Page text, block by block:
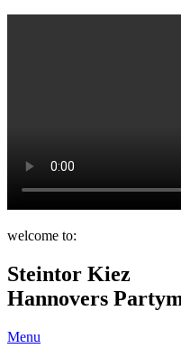
welcome to:
Steintor Kiez
Hannovers
Menu